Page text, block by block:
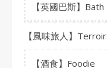
【英國巴斯】Bath
【風味旅人】Terroir
【酒食】Foodie